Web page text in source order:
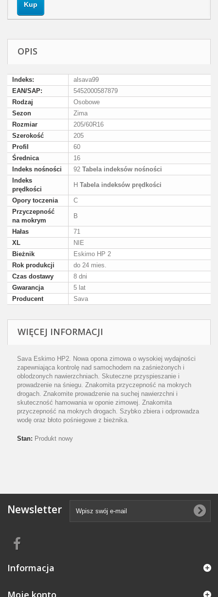
Kup
OPIS
Indeks:
alsava99
EAN/SAP:
5452000587879
Rodzaj
Osobowe
Sezon
Zima
Rozmiar
205/60R16
Szerokość
205
Profil
60
Średnica
16
Indeks nośności
92 Tabela indeksów nośności
Indeks
prędkości
H Tabela indeksów prędkości
Opory toczenia
C
Przyczepność
na mokrym
B
Hałas
71
XL
NIE
Bieżnik
Eskimo HP 2
Rok produkcji
do 24 mies.
Czas dostawy
8 dni
Gwarancja
5 lat
Producent
Sava
WIĘCEJ INFORMACJI
Sava Eskimo HP2. Nowa opona zimowa o wysokiej wydajności
zapewniająca kontrolę nad samochodem na zaśnieżonych i
oblodzonych nawierzchniach. Skuteczne przyspieszanie i
prowadzenie na śniegu. Znakomita przyczepność na mokrych
drogach. Znakomite prowadzenie na suchej nawierzchni i
skuteczność hamowania w oponie zimowej. Znakomita
przyczepność na mokrych drogach. Szybko zbiera i odprowadza
wodę oraz błoto pośniegowe z bieżnika.
Stan: Produkt nowy
Newsletter
Informacja
Moje konto